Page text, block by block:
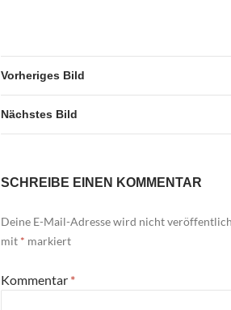
Vorheriges Bild
Nächstes Bild
SCHREIBE EINEN KOMMENTAR
Deine E-Mail-Adresse wird nicht
mit * markiert
Kommentar *